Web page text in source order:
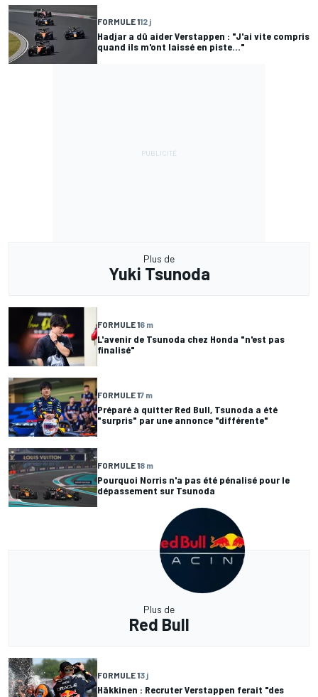
FORMULE 112 j
Hadjar a dû aider Verstappen : "J'ai vite compris
quand ils m'ont laissé en piste..."
Plus de
Yuki Tsunoda
FORMULE 16 m
L'avenir de Tsunoda chez Honda "n'est pas
finalisé"
FORMULE 17 m
Préparé à quitter Red Bull, Tsunoda a été
"surpris" par une annonce "différente"
FORMULE 18 m
Pourquoi Norris n'a pas été pénalisé pour le
dépassement sur Tsunoda
Plus de
Red Bull
FORMULE 13 j
Häkkinen : Recruter Verstappen ferait "des